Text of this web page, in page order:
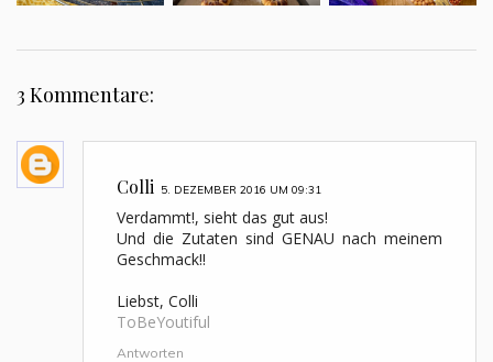
3 Kommentare:
Colli 5. DEZEMBER 2016 UM 09:31
Verdammt!, sieht das gut aus!
Und die Zutaten sind GENAU nach meinem
Geschmack!!
Liebst, Colli
ToBeYoutiful
Antworten